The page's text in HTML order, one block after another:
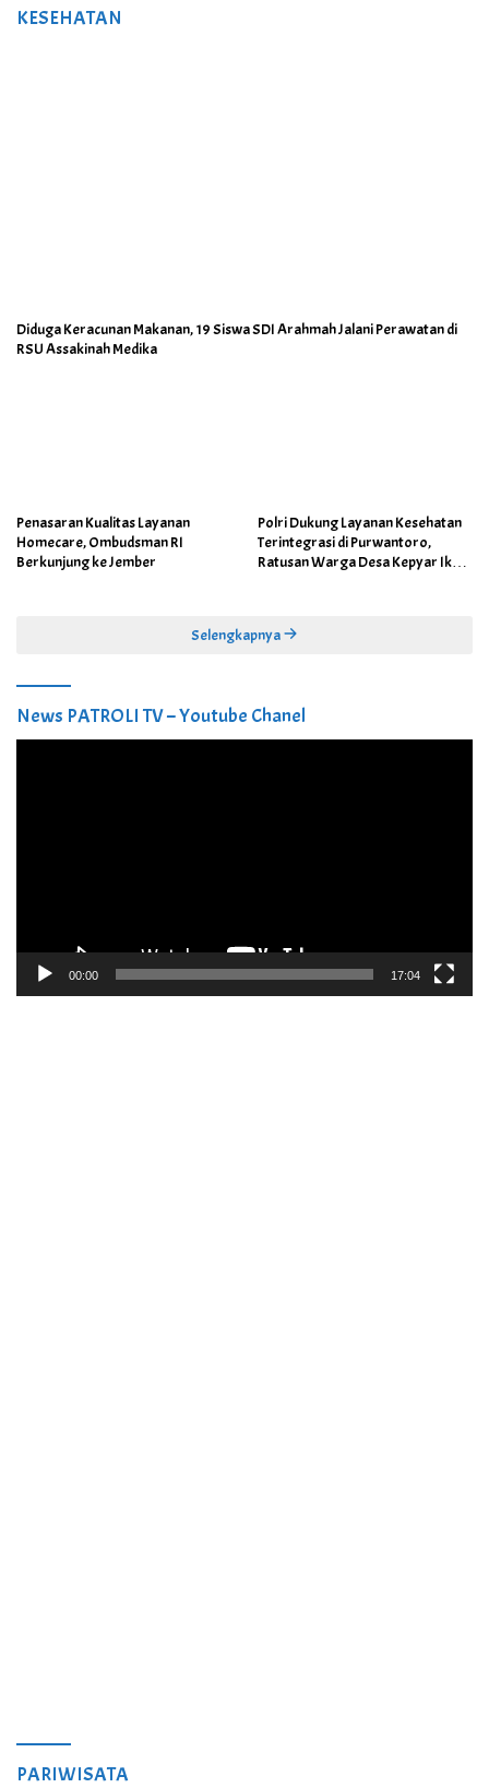
KESEHATAN
Diduga Keracunan Makanan, 19 Siswa SDI Arahmah Jalani Perawatan di
RSU Assakinah Medika
Penasaran Kualitas Layanan
Homecare, Ombudsman RI
Berkunjung ke Jember
Polri Dukung Layanan Kesehatan
Terintegrasi di Purwantoro,
Ratusan Warga Desa Kepyar Ikuti
Selengkapnya
News PATROLI TV – Youtube Chanel
00:00 17:04
PARIWISATA